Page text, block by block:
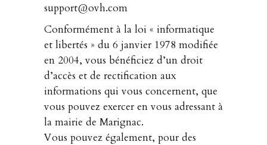
support@ovh.com
Conformément à la loi « informatique
et libertés » du 6 janvier 1978 modifiée
en 2004, vous bénéficiez d’un droit
d’accès et de rectification aux
informations qui vous concernent, que
vous pouvez exercer en vous adressant à
la mairie de Marignac.
Vous pouvez également, pour des